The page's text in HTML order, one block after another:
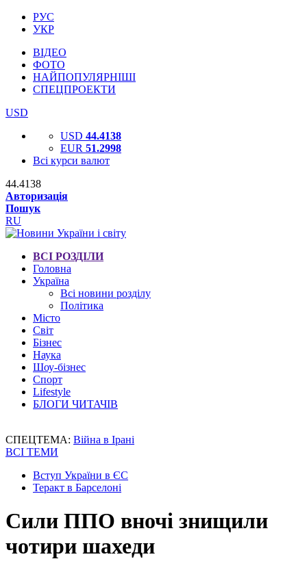
РУС
УКР
ВІДЕО
ФОТО
НАЙПОПУЛЯРНІШІ
СПЕЦПРОЕКТИ
USD
USD 44.4138
EUR 51.2998
Всі курси валют
44.4138
Авторизація
Пошук
RU
ВСІ РОЗДІЛИ
Головна
Україна
Всі новини розділу
Політика
Місто
Світ
Бізнес
Наука
Шоу-бізнес
Спорт
Lifestyle
БЛОГИ ЧИТАЧІВ
СПЕЦТЕМА: Війна в Ірані
ВСІ ТЕМИ
Вступ України в ЄС
Теракт в Барселоні
Сили ППО вночі знищили
чотири шахеди